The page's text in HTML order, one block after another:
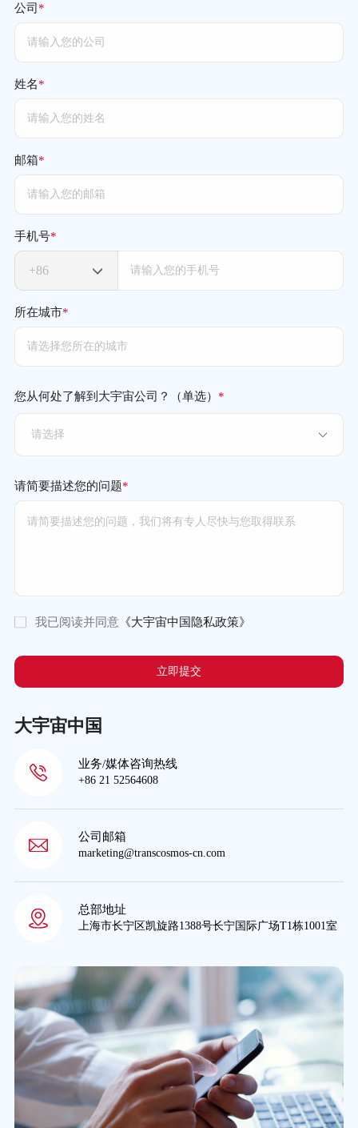
公司 *
姓名*
邮箱*
手机号*
所在城市*
您从何处了解到大宇宙公司？（单选） *
请选择
请简要描述您的问题*
我已阅读并同意 《大宇宙中国隐私政策》
立即提交
大宇宙中国
业务/媒体咨询热线
+86 21 52564608
公司邮箱
marketing@transcosmos-cn.com
总部地址
上海市长宁区凯旋路1388号长宁国际广场T1栋1001室